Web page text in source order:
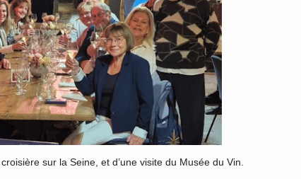
sur la Seine, et d’une visite du Musée du Vin.